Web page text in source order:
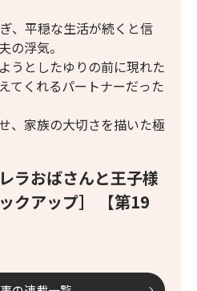
ラおばさんと王子様
クアップ］ 【第19
、平穏な生活が続くと信
の浮気。
うとしたゆりの前に現れた
てくれるパートナーだった
、家族の大切さを描いた極